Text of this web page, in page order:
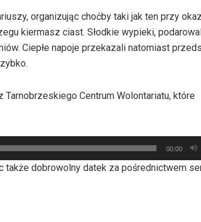
organizując choćby taki jak ten przy
kiermasz ciast. Słodkie wypieki,
Ciepłe napoje przekazali natomiast
Tarnobrzeskiego Centrum Wolontariatu, które
00:00
także dobrowolny datek za pośrednictwem